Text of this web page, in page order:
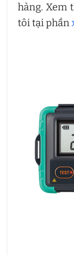
hàng. Xem
tôi tại phần